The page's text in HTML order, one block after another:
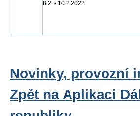
8.2. - 10.2.2022
Novinky, provozní
Zpět na Aplikaci